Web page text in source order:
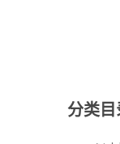
分类目